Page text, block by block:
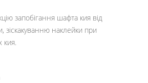
запобігання шафта кия від
зіскакуванню наклейки при
кия.